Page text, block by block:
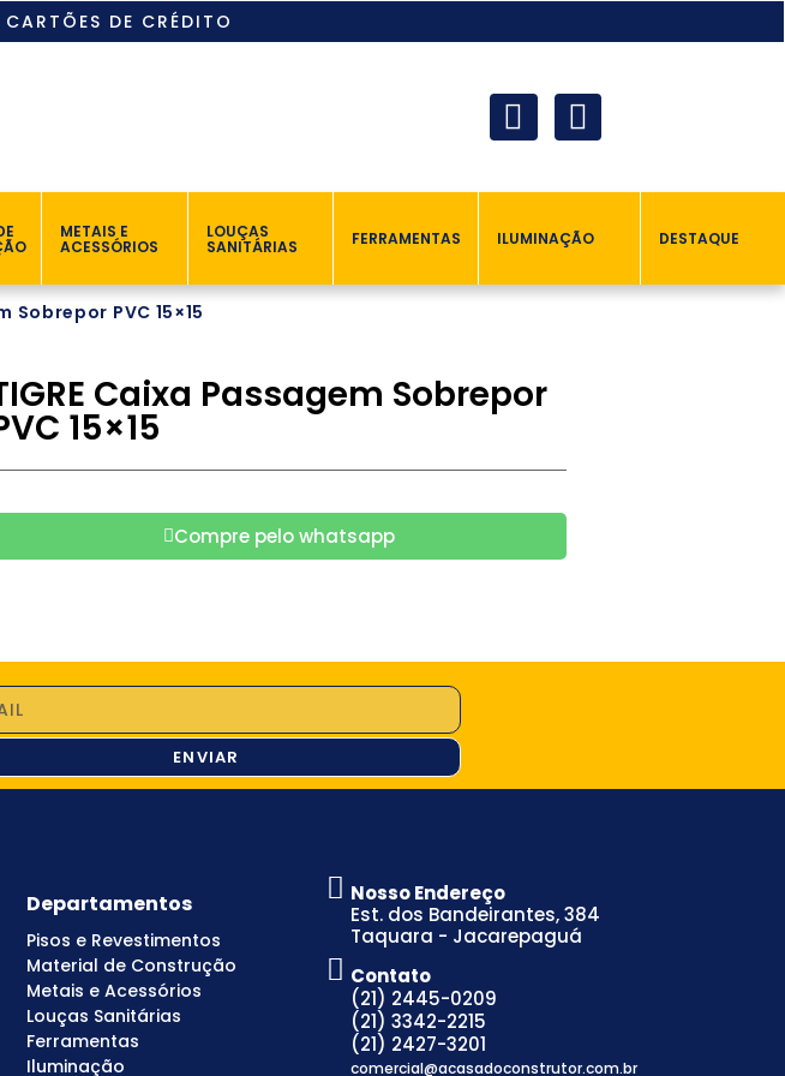
DE CRÉDITO
METAIS E
ACESSÓRIOS
LOUÇAS
SANITÁRIAS FERRAMENTAS ILUMINAÇÃO DESTAQUE
Sobrepor PVC 15×15
Caixa Passagem Sobrepor
15×15
Compre pelo whatsapp
ENVIAR
Departamentos
Pisos e Revestimentos
Material de Construção
Metais e Acessórios
Louças Sanitárias
Ferramentas
Iluminação
Nosso Endereço
Est. dos Bandeirantes, 384
Taquara - Jacarepaguá
Contato
(21) 2445-0209
(21) 3342-2215
(21) 2427-3201
comercial@acasadoconstrutor.com.br